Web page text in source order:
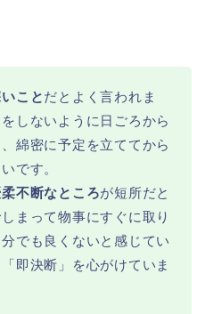
ことだとよく言われま
しないように日ごろから
綿密に予定を立ててから
です。
不断なところが短所だと
まって物事にすぐに取り
でも良くないと感じてい
即決断」を心がけていま